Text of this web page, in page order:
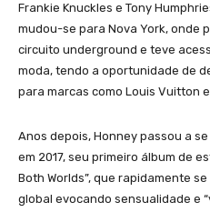
Frankie Knuckles e Tony
mudou-se para Nova York, onde
circuito underground e teve
moda, tendo a oportunidade de
para marcas como Louis Vuitton e
Anos depois, Honney passou a
em 2017, seu primeiro álbum de
Both Worlds”, que rapidamente
global evocando sensualidade e